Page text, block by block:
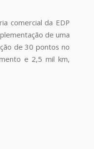
comercial da EDP
de uma
de 30 pontos no
e 2,5 mil km,